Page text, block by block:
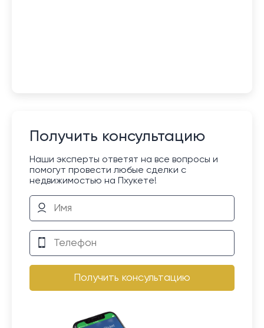
Получить консультацию
Наши эксперты ответят на все вопросы и
помогут провести любые сделки с
недвижимостью на Пхукете!
Получить консультацию